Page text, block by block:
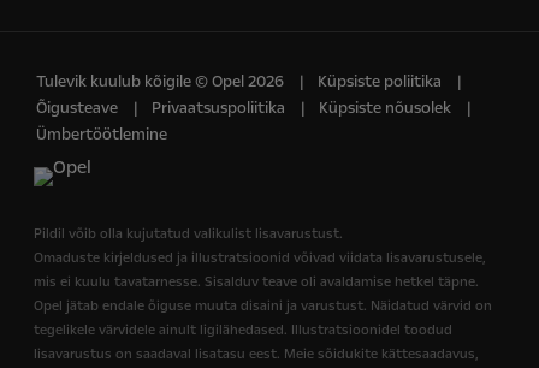
Tulevik kuulub kõigile © Opel 2026
Küpsiste poliitika
Õigusteave
Privaatsuspoliitika
Küpsiste nõusolek
Ümbertöötlemine
Pildil võib olla kujutatud valikulist lisavarustust.
Omaduste kirjeldused ja illustratsioonid võivad viidata lisavarustusele,
mis ei kuulu tavatarnesse. Sisalduv teave oli avaldamise hetkel täpne.
Opel jätab endale õiguse muuta disaini ja varustust. Näidatud värvid on
tegelikele värvidele ainult ligilähedased. Illustratsioonidel toodud
lisavarustus on saadaval lisatasu eest. Meie sõidukite kättesaadavus,